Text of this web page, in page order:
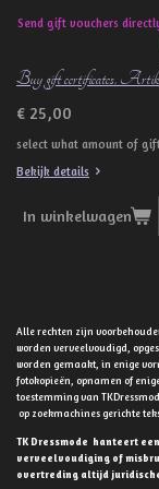
Send gift vouchers
Buy gift certificates.
€ 25,00
select what amount of
Bekijk details
In winkelwagen
Alle rechten zijn
worden verveelvoudigd,
worden gemaakt, in enige
fotokopieën, opnamen of
toestemming van
op zoekmachines gerichte
TK Dressmode hanteert
verveelvoudiging of
overtreding altijd